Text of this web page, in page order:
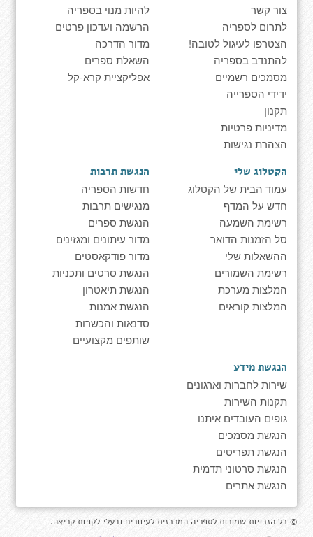
צור קשר
לתרום לספריה
הצטרפו לעיגול לטובה!
להתנדב בספריה
מסמכים רשמיים
ידידי הספרייה
תקנון
מדיניות פרטיות
הצהרת נגישות
להיות מנוי בספריה
הרשמה ועדכון פרטים
מדור הדרכה
השאלת ספרים
אפליקציית קרא-קל
הקטלוג שלי
עמוד הבית של הקטלוג
חדש על המדף
רשימת השמעה
סל הזמנות הדואר
ההשאלות שלי
רשימת השמורים
המלצות מערכת
המלצות קוראים
הנגשת תרבות
חדשות הספריה
מנגישים תרבות
הנגשת ספרים
מדור עיתונים ומגזינים
מדור פודקאסטים
הנגשת סרטים ותכניות
הנגשת תיאטרון
הנגשת אמנות
סדנאות והכשרות
שותפים מקצועיים
הנגשת מידע
שירות לחברות וארגונים
תקנות השירות
גופים העובדים איתנו
הנגשת מסמכים
הנגשת תפריטים
הנגשת סרטוני תדמית
הנגשת אתרים
© כל הזכויות שמורות לספריה המרכזית לעיוורים ובעלי לקויות קריאה.